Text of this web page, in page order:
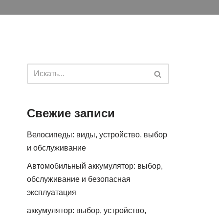
Свежие записи
Велосипеды: виды, устройство, выбор
и обслуживание
Автомобильный аккумулятор: выбор,
обслуживание и безопасная
эксплуатация
аккумулятор: выбор, устройство,